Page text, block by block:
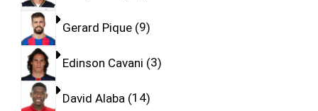
Gerard Pique 9
Edinson Cavani 3
David Alaba 14